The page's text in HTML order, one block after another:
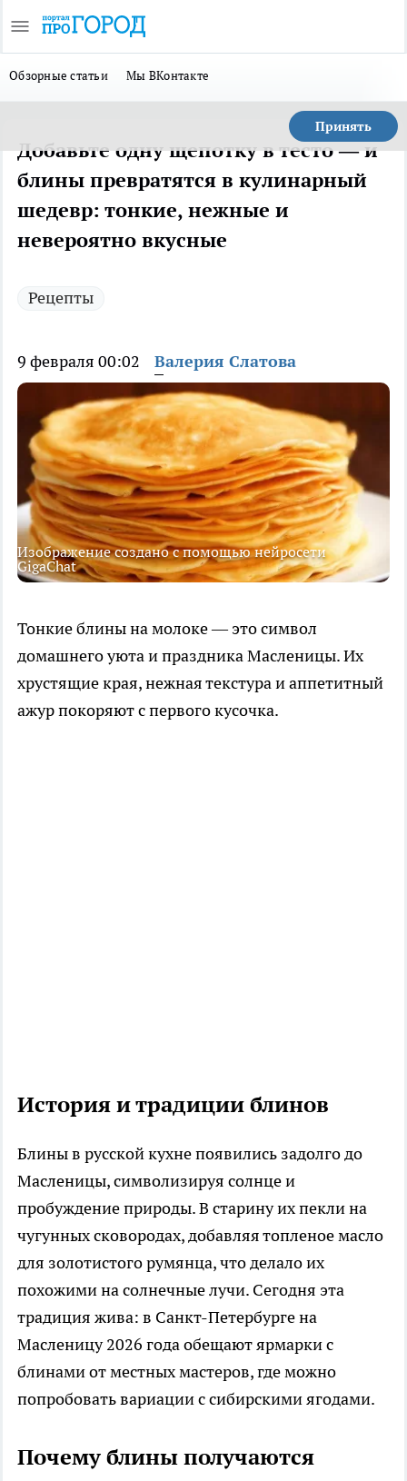
Обзорные статьи Мы ВКонтакте
Принять
Добавьте одну щепотку в тесто — и
блины превратятся в кулинарный
шедевр: тонкие, нежные и
невероятно вкусные
Рецепты
9 февраля 00:02 Валерия Слатова
Изображение создано с помощью нейросети
GigaChat
Тонкие блины на молоке — это символ
домашнего уюта и праздника Масленицы. Их
хрустящие края, нежная текстура и аппетитный
ажур покоряют с первого кусочка.
История и традиции блинов
Блины в русской кухне появились задолго до
Масленицы, символизируя солнце и
пробуждение природы. В старину их пекли на
чугунных сковородах, добавляя топленое масло
для золотистого румянца, что делало их
похожими на солнечные лучи. Сегодня эта
традиция жива: в Санкт-Петербурге на
Масленицу 2026 года обещают ярмарки с
блинами от местных мастеров, где можно
попробовать вариации с сибирскими ягодами.
Почему блины получаются